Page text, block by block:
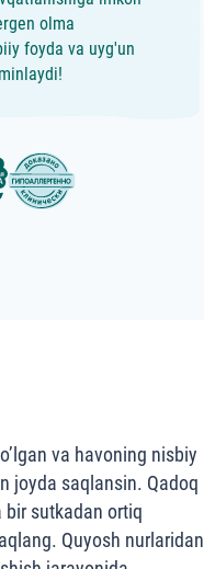
olma
foyda va uyg'un
va havoning nisbiy
joyda saqlansin. Qadoq
bir sutkadan ortiq
Quyosh nurlaridan